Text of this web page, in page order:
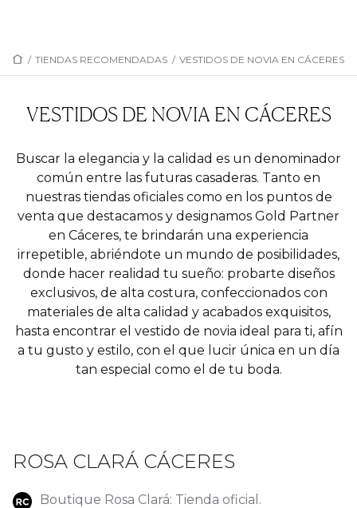
/ TIENDAS RECOMENDADAS / VESTIDOS DE NOVIA EN CÁCERES
VESTIDOS DE NOVIA EN CÁCERES
Buscar la elegancia y la calidad es un denominador
común entre las futuras casaderas. Tanto en
nuestras tiendas oficiales como en los puntos de
venta que destacamos y designamos Gold Partner
en Cáceres, te brindarán una experiencia
irrepetible, abriéndote un mundo de posibilidades,
donde hacer realidad tu sueño: probarte diseños
exclusivos, de alta costura, confeccionados con
materiales de alta calidad y acabados exquisitos,
hasta encontrar el vestido de novia ideal para ti, afín
a tu gusto y estilo, con el que lucir única en un día
tan especial como el de tu boda.
ROSA CLARÁ CÁCERES
Boutique Rosa Clará: Tienda oficial.